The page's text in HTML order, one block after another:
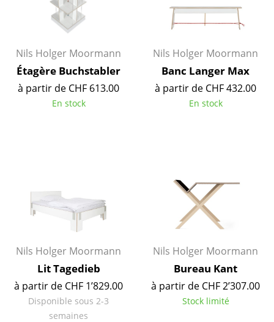
... voir tous les luminaires
Lits doubles
Lits simples
Lits empilables
Accessoires
Miroirs
Figurines & Miniatures
Vases
Nils Holger Moormann
Étagère Buchstabler
à partir de CHF 613.00
En stock
Nils Holger Moormann
Banc Langer Max
à partir de CHF 432.00
En stock
Nils Holger Moormann
Lit Tagedieb
à partir de CHF 1’829.00
Disponible sous 2-3
semaines
Nils Holger Moormann
Bureau Kant
à partir de CHF 2’307.00
Stock limité